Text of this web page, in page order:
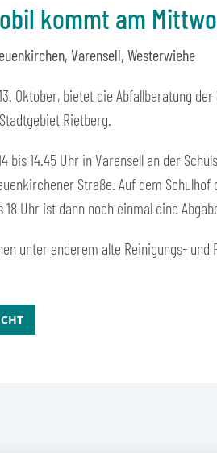
kommt am
Varensell, Westerwiehe
Oktober, bietet die Abfallberatung
Rietberg.
bis 14.45 Uhr in Varensell an der
Straße. Auf dem
18 Uhr ist dann noch einmal eine
unter anderem alte Reinigungs-